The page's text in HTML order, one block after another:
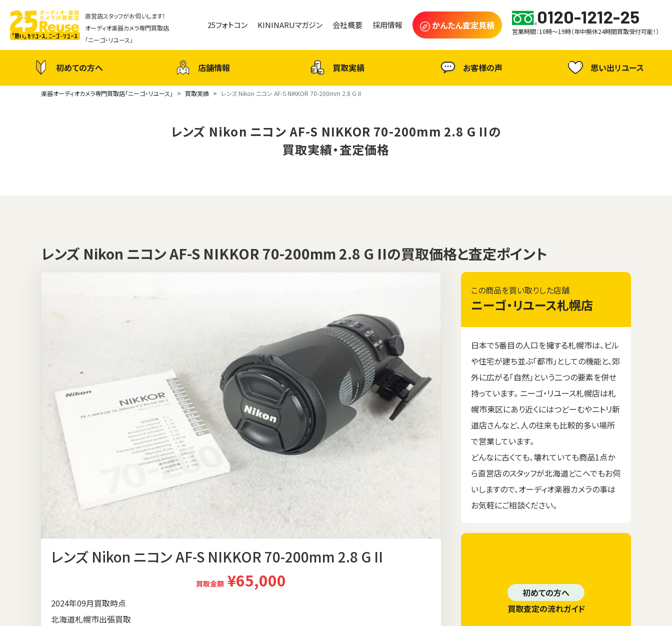
直営店スタッフがお伺いします！
オーディオ楽器カメラ専門買取店
「ニーゴ・リユース」
25フォトコン KININARUマガジン 会社概要 採用情報 かんたん査定見積 0120-1212-25
営業時間：10時～19時（年中無休24時間買取受付可能！）
初めての方へ 店舗情報 買取実績 お客様の声 思い出リユース
楽器オーディオカメラ専門買取店「ニーゴ・リユース」 買取実績 レンズ Nikon ニコン AF-S NIKKOR 70-200mm 2.8 G II
レンズ Nikon ニコン AF-S NIKKOR 70-200mm 2.8 G IIの
買取実績・査定価格
レンズ Nikon ニコン AF-S NIKKOR 70-200mm 2.8 G IIの買取価格と査定ポイント
レンズ Nikon ニコン AF-S NIKKOR 70-200mm 2.8 G II
買取金額 ¥65,000
2024年09月買取時点
北海道札幌市出張買取
この商品を買い取りした店舗
ニーゴ・リユース札幌店
日本で5番目の人口を擁する札幌市は、ビル
や住宅が建ち並ぶ「都市」としての機能と、郊
外に広がる「自然」という二つの要素を併せ
持っています。 ニーゴ・リユース札幌店は札
幌市東区にあり近くにはつどーむやニトリ新
道店さんなど、人の往来も比較的多い場所
で営業しています。
どんなに古くても、壊れていても商品1点か
ら直営店のスタッフが北海道どこへでもお伺
いしますので、オーディオ楽器カメラの事は
お気軽にご相談ください。
初めての方へ
買取査定の流れガイド